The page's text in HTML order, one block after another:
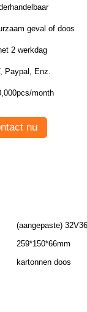
geval of doos
2 werkdag
T/T, Paypal, Enz.
month
nu
(aangepaste)
259*150*66mm
kartonnen doos